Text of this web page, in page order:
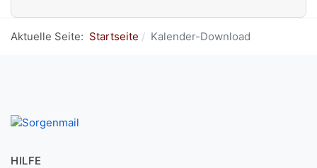
Aktuelle Seite: Startseite Kalender-Download
HILFE